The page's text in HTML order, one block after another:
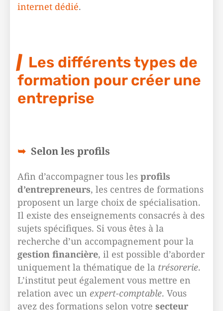
internet dédié.
Les différents types de
formation pour créer une
entreprise
Selon les profils
Afin d’accompagner tous les profils
d’entrepreneurs, les centres de formations
proposent un large choix de spécialisation.
Il existe des enseignements consacrés à des
sujets spécifiques. Si vous êtes à la
recherche d’un accompagnement pour la
gestion financière, il est possible d’aborder
uniquement la thématique de la trésorerie.
L’institut peut également vous mettre en
relation avec un expert-comptable. Vous
avez des formations selon votre secteur